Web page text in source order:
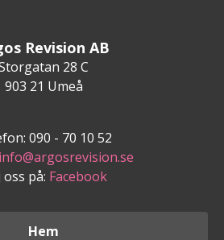
Revision AB
28 C
903 21 Umeå
090 - 70 10 52
info@argosrevision.se
oss på: Facebook
Hem